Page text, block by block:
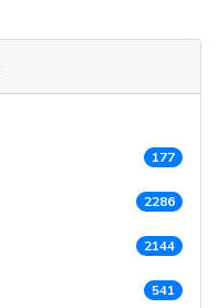
177
2286
2144
541